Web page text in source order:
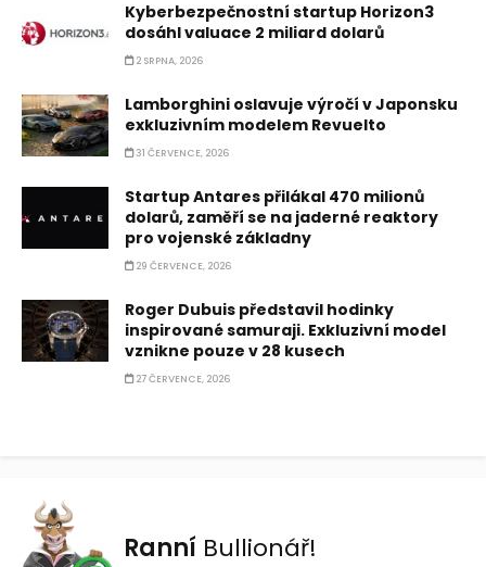
Kyberbezpečnostní startup Horizon3
dosáhl valuace 2 miliard dolarů
2 SRPNA, 2026
Lamborghini oslavuje výročí v Japonsku
exkluzivním modelem Revuelto
31 ČERVENCE, 2026
Startup Antares přilákal 470 milionů
dolarů, zaměří se na jaderné reaktory
pro vojenské základny
29 ČERVENCE, 2026
Roger Dubuis představil hodinky
inspirované samuraji. Exkluzivní model
vznikne pouze v 28 kusech
27 ČERVENCE, 2026
Ranní Bullionář!